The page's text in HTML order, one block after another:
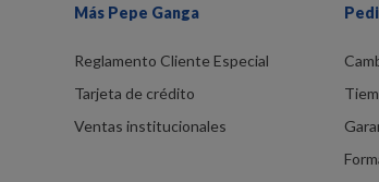
Más Pepe Ganga
Reglamento Cliente Especial
Tarjeta de crédito
Ventas institucionales